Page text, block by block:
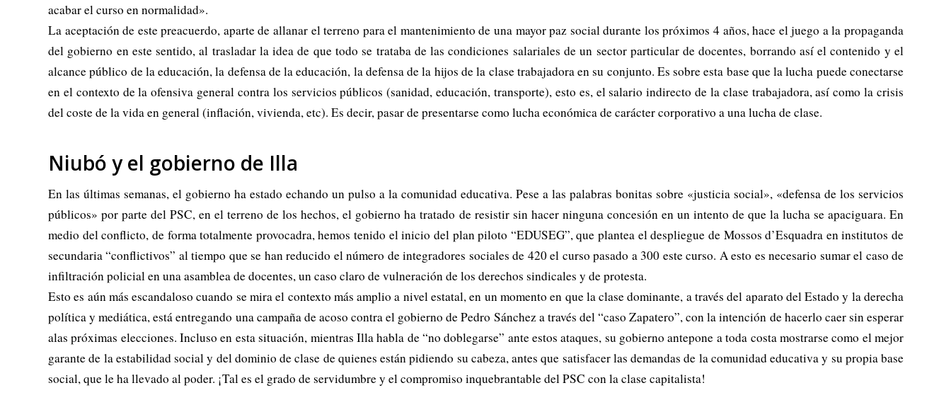
acabar el curso en normalidad».
La aceptación de este preacuerdo, aparte de allanar el terreno para el mantenimiento de una mayor paz social durante los próximos 4 años, hace el juego a la propaganda
del gobierno en este sentido, al trasladar la idea de que todo se trataba de las condiciones salariales de un sector particular de docentes, borrando así el contenido y el
alcance público de la educación, la defensa de la educación, la defensa de la hijos de la clase trabajadora en su conjunto. Es sobre esta base que la lucha puede conectarse
en el contexto de la ofensiva general contra los servicios públicos (sanidad, educación, transporte), esto es, el salario indirecto de la clase trabajadora, así como la crisis
del coste de la vida en general (inflación, vivienda, etc). Es decir, pasar de presentarse como lucha económica de carácter corporativo a una lucha de clase.
Niubó y el gobierno de Illa
En las últimas semanas, el gobierno ha estado echando un pulso a la comunidad educativa. Pese a las palabras bonitas sobre «justicia social», «defensa de los servicios
públicos» por parte del PSC, en el terreno de los hechos, el gobierno ha tratado de resistir sin hacer ninguna concesión en un intento de que la lucha se apaciguara. En
medio del conflicto, de forma totalmente provocadra, hemos tenido el inicio del plan piloto “EDUSEG”, que plantea el despliegue de Mossos d’Esquadra en institutos de
secundaria “conflictivos” al tiempo que se han reducido el número de integradores sociales de 420 el curso pasado a 300 este curso. A esto es necesario sumar el caso de
infiltración policial en una asamblea de docentes, un caso claro de vulneración de los derechos sindicales y de protesta.
Esto es aún más escandaloso cuando se mira el contexto más amplio a nivel estatal, en un momento en que la clase dominante, a través del aparato del Estado y la derecha
política y mediática, está entregando una campaña de acoso contra el gobierno de Pedro Sánchez a través del “caso Zapatero”, con la intención de hacerlo caer sin esperar
alas próximas elecciones. Incluso en esta situación, mientras Illa habla de “no doblegarse” ante estos ataques, su gobierno antepone a toda costa mostrarse como el mejor
garante de la estabilidad social y del dominio de clase de quienes están pidiendo su cabeza, antes que satisfacer las demandas de la comunidad educativa y su propia base
social, que le ha llevado al poder. ¡Tal es el grado de servidumbre y el compromiso inquebrantable del PSC con la clase capitalista!